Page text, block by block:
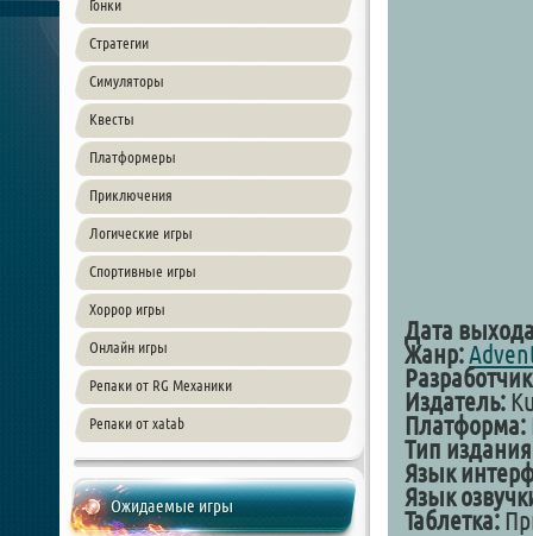
Гонки
Стратегии
Симуляторы
Квесты
Платформеры
Приключения
Логические игры
Спортивные игры
Хоррор игры
Онлайн игры
Репаки от RG Механики
Репаки от xatab
Ожидаемые игры
Дата
Жанр:
Издатель:
Платформа:
Тип
Язык
Язык
Таблетка: